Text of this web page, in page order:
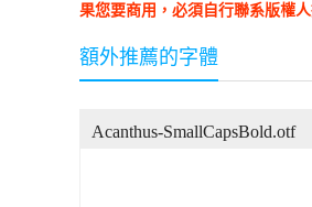
果您要商用，必須自行聯系版權
額外推薦的字體
Acanthus-SmallCapsBold.otf